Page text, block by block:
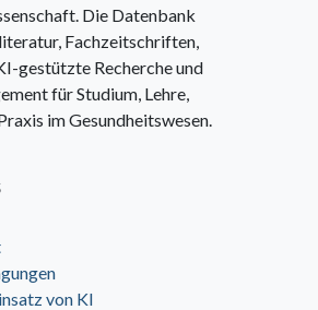
Die Datenbank
Fachzeitschriften,
gestützte Recherche und
für Studium, Lehre,
im Gesundheitswesen.
von KI